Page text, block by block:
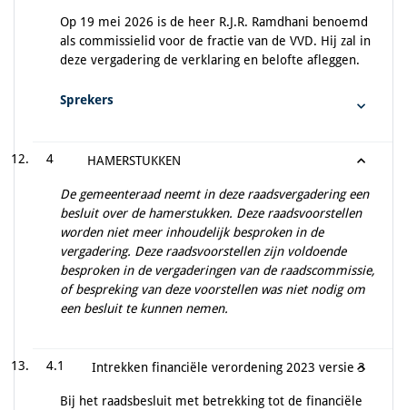
Op 19 mei 2026 is de heer R.J.R. Ramdhani benoemd
als commissielid voor de fractie van de VVD. Hij zal in
deze vergadering de verklaring en belofte afleggen.
Sprekers
4 HAMERSTUKKEN
De gemeenteraad neemt in deze raadsvergadering een
besluit over de hamerstukken. Deze raadsvoorstellen
worden niet meer inhoudelijk besproken in de
vergadering. Deze raadsvoorstellen zijn voldoende
besproken in de vergaderingen van de raadscommissie,
of bespreking van deze voorstellen was niet nodig om
een besluit te kunnen nemen.
4.1 Intrekken financiële verordening 2023 versie 3
Bij het raadsbesluit met betrekking tot de financiële